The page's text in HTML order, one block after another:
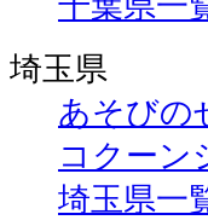
埼玉県
あそびの
コクーン
埼玉県一